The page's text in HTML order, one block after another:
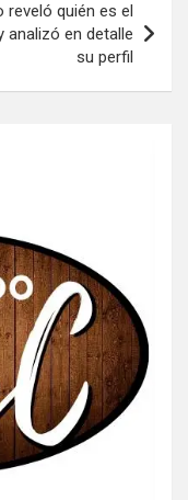
quién es el
analizó en detalle
su perfil